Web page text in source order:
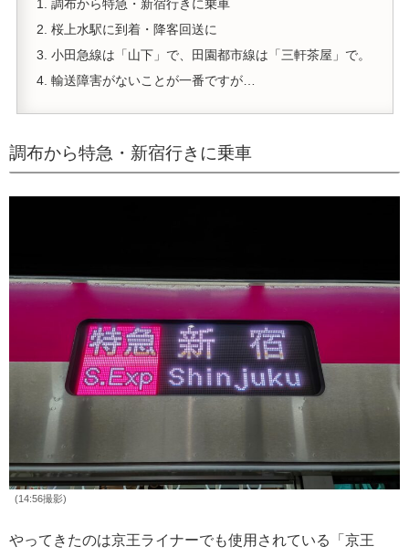
調布から特急・新宿行きに乗車
桜上水駅に到着・降客回送に
小田急線は「山下」で、田園都市線は「三軒茶屋」で。
輸送障害がないことが一番ですが…
調布から特急・新宿行きに乗車
(14:56撮影)
やってきたのは京王ライナーでも使用されている「京王